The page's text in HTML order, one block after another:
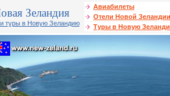
Зеландия
туры в Новую Зеландию
Авиабилеты
Отели Новой Зеландии
Туры в Новую